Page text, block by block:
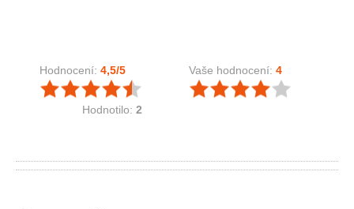
Hodnocení: 4,5/5
Hodnotilo: 2
Vaše hodnocení: 4